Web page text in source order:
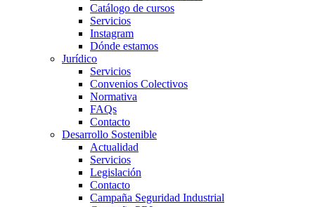
Catálogo de cursos
Servicios
Instagram
Dónde estamos
Jurídico
Servicios
Convenios Colectivos
Normativa
FAQs
Contacto
Desarrollo Sostenible
Actualidad
Servicios
Legislación
Contacto
Campaña Seguridad Industrial